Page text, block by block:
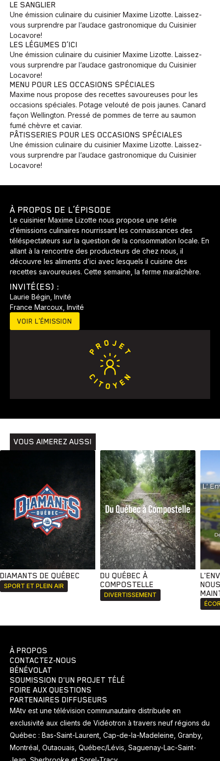
Animaux Avenir Communauté Culture
Développement Histoires Pêche Santé Sport
Voyage
LE SANGLIER
Une émission culinaire du cuisinier Maxime Lizotte. Laissez-
vous surprendre par l’audace gastronomique du Cuisinier
Locavore!
LES LÉGUMES D’ICI
Une émission culinaire du cuisinier Maxime Lizotte. Laissez-
vous surprendre par l’audace gastronomique du Cuisinier
Locavore!
MENU POUR LES OCCASIONS SPÉCIALES
Maxime nous propose des recettes savoureuses pour les
occasions spéciales. Potage velouté de pois jaunes. Canard
façon Wellington. Pressé de pommes de terre au saumon
fumé chèvre et caviar.
PÂTISSERIES POUR LES OCCASIONS SPÉCIALES
Une émission culinaire du cuisinier Maxime Lizotte. Laissez-
vous surprendre par l’audace gastronomique du Cuisinier
Locavore!
À PROPOS DE L’ÉPISODE
Le cuisinier Maxime Lizotte nous propose une série
d’émissions culinaires nourrissant les connaissances des
téléspectateurs sur la question de la consommation locale. En
allant à la rencontre des producteurs de chez nous, il
découvre les aliments d’ici avec lesquels il cuisine des
recettes savoureuses. Cette semaine, la ferme maraîchère.
INVITÉ(ES) :
Laurie Bégin, Invité
France Marcoux, Invité
VOIR L’ÉMISSION
VOUS AIMEREZ AUSSI
DIAMANTS DE QUÉBEC
SPORT ET PLEIN AIR
DU QUÉBEC À
COMPOSTELLE
DIVERTISSEMENT
À PROPOS
CONTACTEZ-NOUS
BÉNÉVOLAT
SOUMISSION D'UN PROJET TÉLÉ
FOIRE AUX QUESTIONS
PARTENAIRES DIFFUSEURS
MAtv est une télévision communautaire distribuée en
exclusivité aux clients de Vidéotron à travers neuf régions du
Québec : Bas-Saint-Laurent, Cap-de-la-Madeleine, Granby,
Montréal, Outaouais, Québec/Lévis, Saguenay-Lac-Saint-